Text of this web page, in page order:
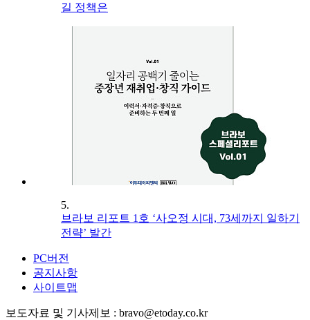
길 정책은
5.
브라보 리포트 1호 ‘사오정 시대, 73세까지 일하기
전략’ 발간
PC버전
공지사항
사이트맵
보도자료 및 기사제보 : bravo@etoday.co.kr